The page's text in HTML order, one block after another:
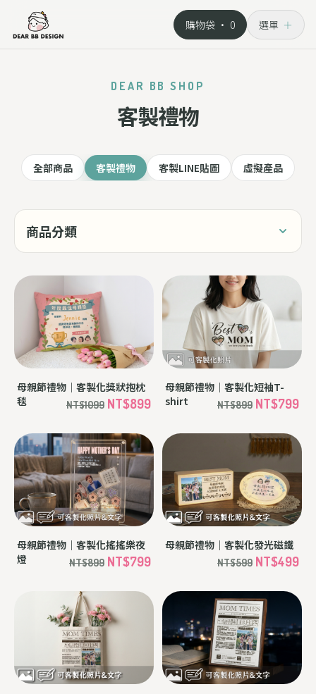
購物袋 · 0 選單 ＋
DEAR BB SHOP
客製禮物
全部商品 客製禮物 客製LINE貼圖 虛擬產品
商品分類
母親節禮物｜客製化獎狀抱枕
毯
NT$1099 NT$899
母親節禮物｜客製化短袖T-
shirt
NT$899 NT$799
母親節禮物｜客製化搖搖樂夜
燈
NT$899 NT$799
母親節禮物｜客製化發光磁鐵
NT$599 NT$499